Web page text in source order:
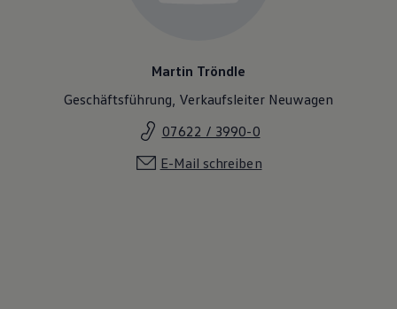
Martin Tröndle
Geschäftsführung, Verkaufsleiter Neuwagen
07622 / 3990-0
E-Mail schreiben